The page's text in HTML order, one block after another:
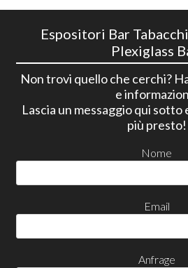
Espositori Bar
Plexiglass
Non trovi quello che cerchi?
e
Lascia un messaggio qui
più presto!
Nome
Email
Anfrage